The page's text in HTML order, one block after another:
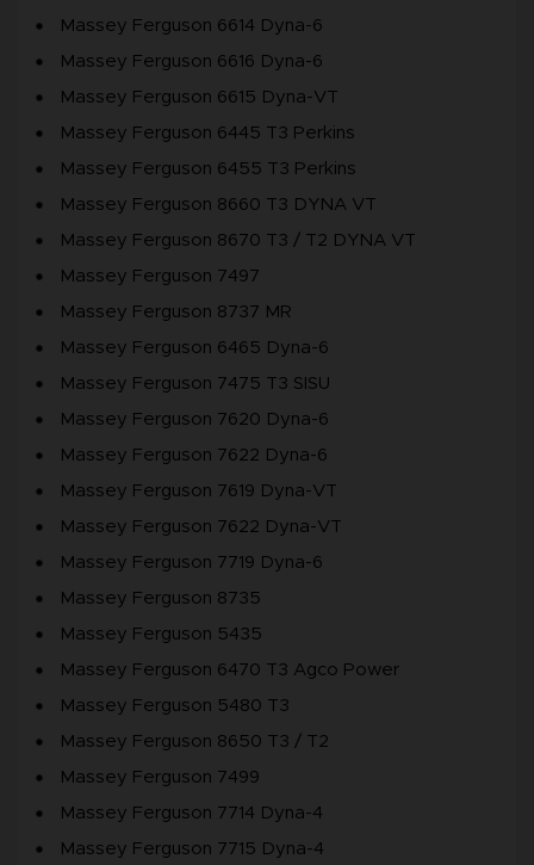
Massey Ferguson 6614 Dyna-6
Massey Ferguson 6616 Dyna-6
Massey Ferguson 6615 Dyna-VT
Massey Ferguson 6445 T3 Perkins
Massey Ferguson 6455 T3 Perkins
Massey Ferguson 8660 T3 DYNA VT
Massey Ferguson 8670 T3 / T2 DYNA VT
Massey Ferguson 7497
Massey Ferguson 8737 MR
Massey Ferguson 6465 Dyna-6
Massey Ferguson 7475 T3 SISU
Massey Ferguson 7620 Dyna-6
Massey Ferguson 7622 Dyna-6
Massey Ferguson 7619 Dyna-VT
Massey Ferguson 7622 Dyna-VT
Massey Ferguson 7719 Dyna-6
Massey Ferguson 8735
Massey Ferguson 5435
Massey Ferguson 6470 T3 Agco Power
Massey Ferguson 5480 T3
Massey Ferguson 8650 T3 / T2
Massey Ferguson 7499
Massey Ferguson 7714 Dyna-4
Massey Ferguson 7715 Dyna-4